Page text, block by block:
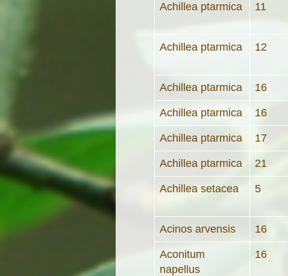
Achillea ptarmica 11
Achillea ptarmica 12
Achillea ptarmica 16
Achillea ptarmica 16
Achillea ptarmica 17
Achillea ptarmica 21
Achillea setacea 5
Acinos arvensis 16
Aconitum
napellus
16